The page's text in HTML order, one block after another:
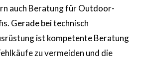
auch Beratung für Outdoor-
Gerade bei technisch
ist kompetente Beratung
zu vermeiden und die